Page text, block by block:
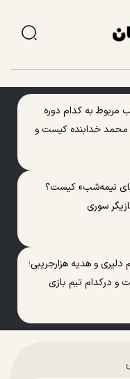
مربوط به کدام دوره
خدابنده کیست و
نیمه‌شب» کیست؟
سوری
و هدیه هزارجریبی؛
و درکدام تیم بازی